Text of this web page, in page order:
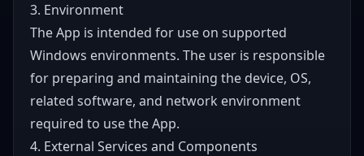
3. Environment
The App is intended for use on supported
Windows environments. The user is responsible
for preparing and maintaining the device, OS,
related software, and network environment
required to use the App.
4. External Services and Components